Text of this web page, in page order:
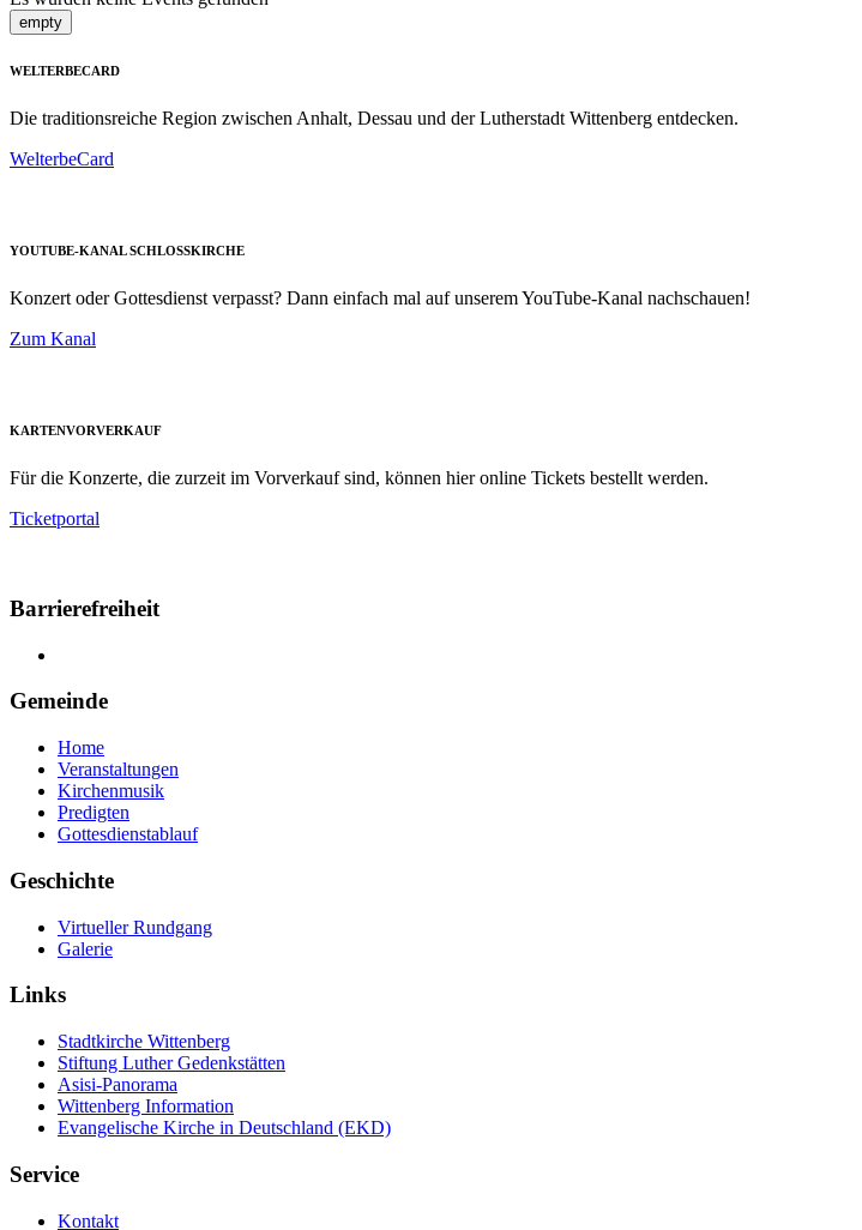
empty
WELTERBECARD
Die traditionsreiche Region zwischen Anhalt, Dessau und der Lutherstadt Wittenberg entdecken.
WelterbeCard
YOUTUBE-KANAL SCHLOSSKIRCHE
Konzert oder Gottesdienst verpasst? Dann einfach mal auf unserem YouTube-Kanal nachschauen!
Zum Kanal
KARTENVORVERKAUF
Für die Konzerte, die zurzeit im Vorverkauf sind, können hier online Tickets bestellt werden.
Ticketportal
Barrierefreiheit
Gemeinde
Home
Veranstaltungen
Kirchenmusik
Predigten
Gottesdienstablauf
Geschichte
Virtueller Rundgang
Galerie
Links
Stadtkirche Wittenberg
Stiftung Luther Gedenkstätten
Asisi-Panorama
Wittenberg Information
Evangelische Kirche in Deutschland (EKD)
Service
Kontakt